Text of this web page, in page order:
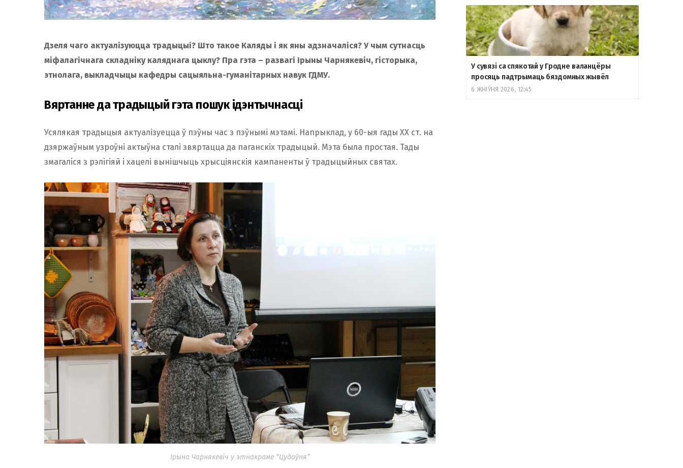
Дзеля чаго актуалізуюцца традыцыі? Што такое Каляды і як яны адзначаліся? У чым сутнасць
міфалагічнага складніку каляднага цыклу? Пра гэта – развагі Ірыны Чарнякевіч, гісторыка,
этнолага, выкладчыцы кафедры сацыяльна-гуманітарных навук ГДМУ.
Вяртанне да традыцый гэта пошук ідэнтычнасці
Усялякая традыцыя актуалізуецца ў пэўны час з пэўнымі мэтамі. Напрыклад, у 60-ыя гады ХХ ст. на
дзяржаўным узроўні актыўна сталі звяртацца да паганскіх традыцый. Мэта была простая. Тады
змагаліся з рэлігіяй і хацелі вынішчыць хрысціянскія кампаненты ў традыцыйных святах.
Ірына Чарнякевіч у этнакраме “Цудоўня”
У сувязі са спякотай у Гродне валанцёры
просяць падтрымаць бяздомных жывёл
6 ЖНІЎНЯ 2026, 12:45